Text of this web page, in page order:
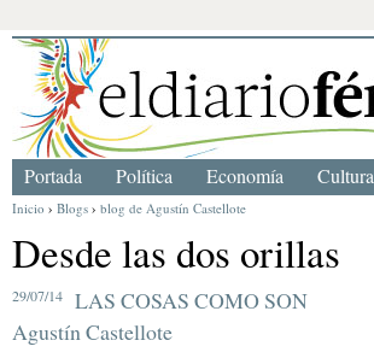
Inicio › Blogs › blog de Agustín Castellote
Desde las dos orillas
29/07/14
LAS COSAS COMO SON
Agustín Castellote
Portada Política Economía Cultura